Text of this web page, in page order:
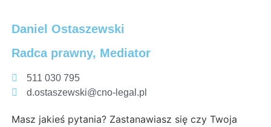
Daniel Ostaszewski
Radca prawny, Mediator
511 030 795
d.ostaszewski@cno-legal.pl
Masz jakieś pytania? Zastanawiasz się czy Twoja